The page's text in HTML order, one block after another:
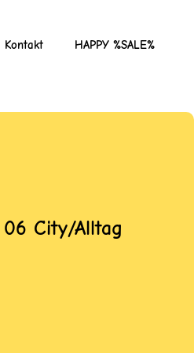
Kontakt HAPPY %SALE%
City/Alltag